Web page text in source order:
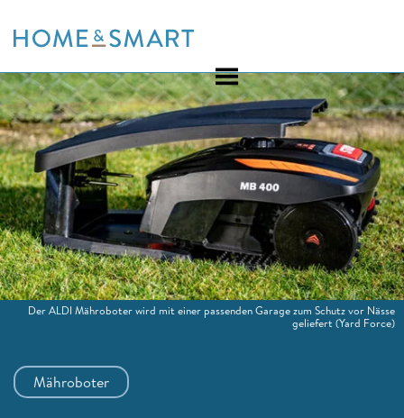
to
Mähroboter
Der ALDI Mähroboter wird mit einer passenden Garage zum Schutz vor Nässe
geliefert (Yard Force)